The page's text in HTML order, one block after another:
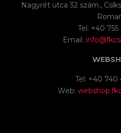
Nagyrét utca 32 szám.,
Tel: +40 755
Email:
Tel: +40
Web: